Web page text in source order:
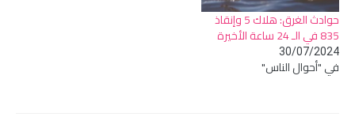
حوادث الغرق: هلاك 5 وإنقاذ
835 في الـ 24 ساعة الأخيرة
30/07/2024
في "أحوال الناس"